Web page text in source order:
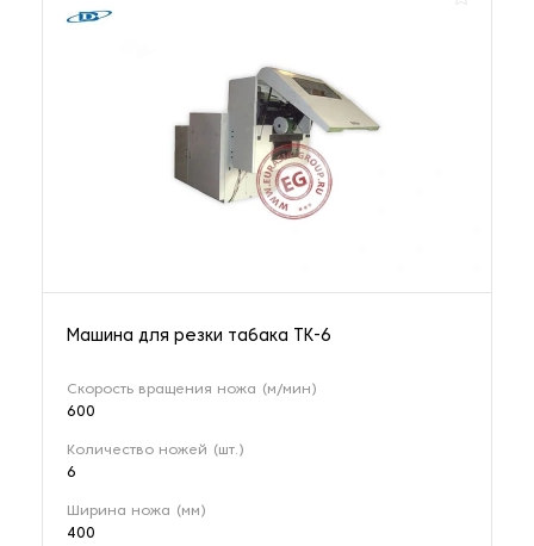
Машина для резки табака ТК-6
Скорость вращения ножа (м/мин)
600
Количество ножей (шт.)
6
Ширина ножа (мм)
400